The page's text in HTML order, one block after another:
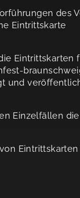
des
Eintrittskarte
Eintrittskarten
und
Einzelfällen die
Eintrittskarten